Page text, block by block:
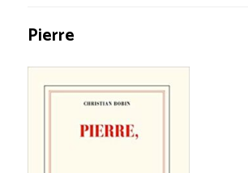
Pierre